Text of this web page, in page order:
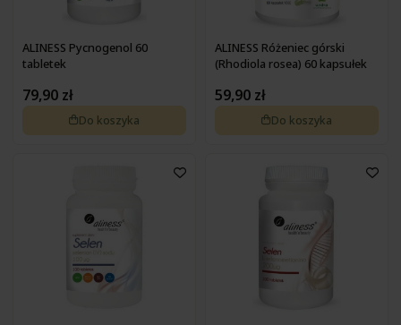
ALINESS Pycnogenol 60
tabletek
79,90 zł
Do koszyka
ALINESS Różeniec górski
(Rhodiola rosea) 60 kapsułek
59,90 zł
Do koszyka